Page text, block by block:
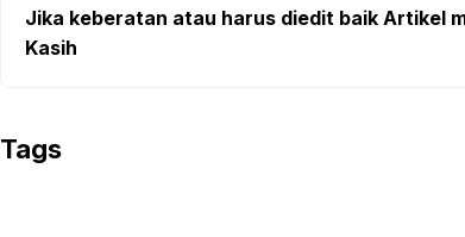
Jika keberatan atau harus diedit baik Artikel
Kasih
Tags